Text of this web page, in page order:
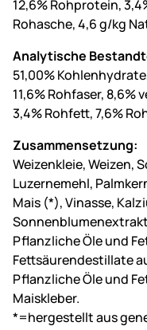
12,6% Rohprotein,
Rohasche, 4,6 g/kg
Analytische
51,00%
11,6% Rohfaser, 8,6%
3,4% Rohfett, 7,6%
Zusammensetzung:
Weizenkleie, Weizen,
Luzernemehl,
Mais (*), Vinasse,
Pflanzliche Öle und
Fettsäurendestillate
Pflanzliche Öle und
Maiskleber.
*=hergestellt aus